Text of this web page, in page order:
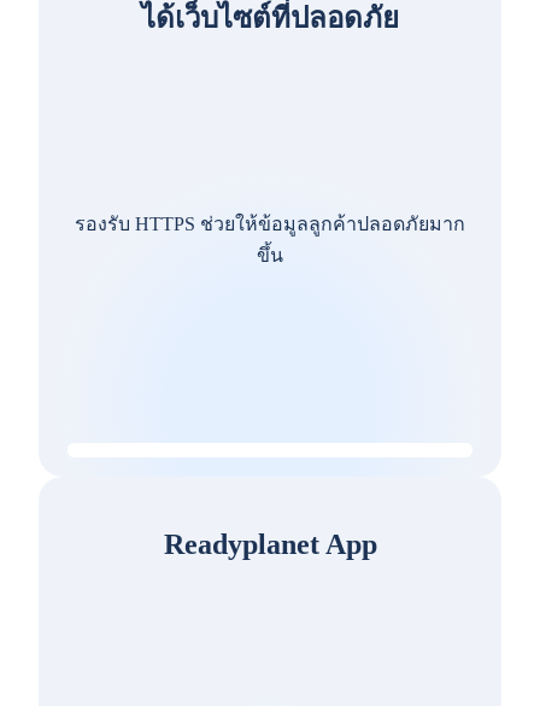
ได้เว็บไซต์ที่ปลอดภัย
รองรับ HTTPS ช่วยให้ข้อมูลลูกค้าปลอดภัยมาก
ขึ้น
Readyplanet App